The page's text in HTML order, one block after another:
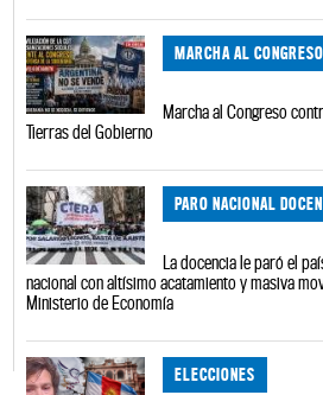
MARCHA AL CONGRESO
Marcha al Congreso
Tierras del Gobierno
PARO NACIONAL
La docencia le paró el
nacional con altísimo acatamiento y masiva
Ministerio de Economía
ELECCIONES